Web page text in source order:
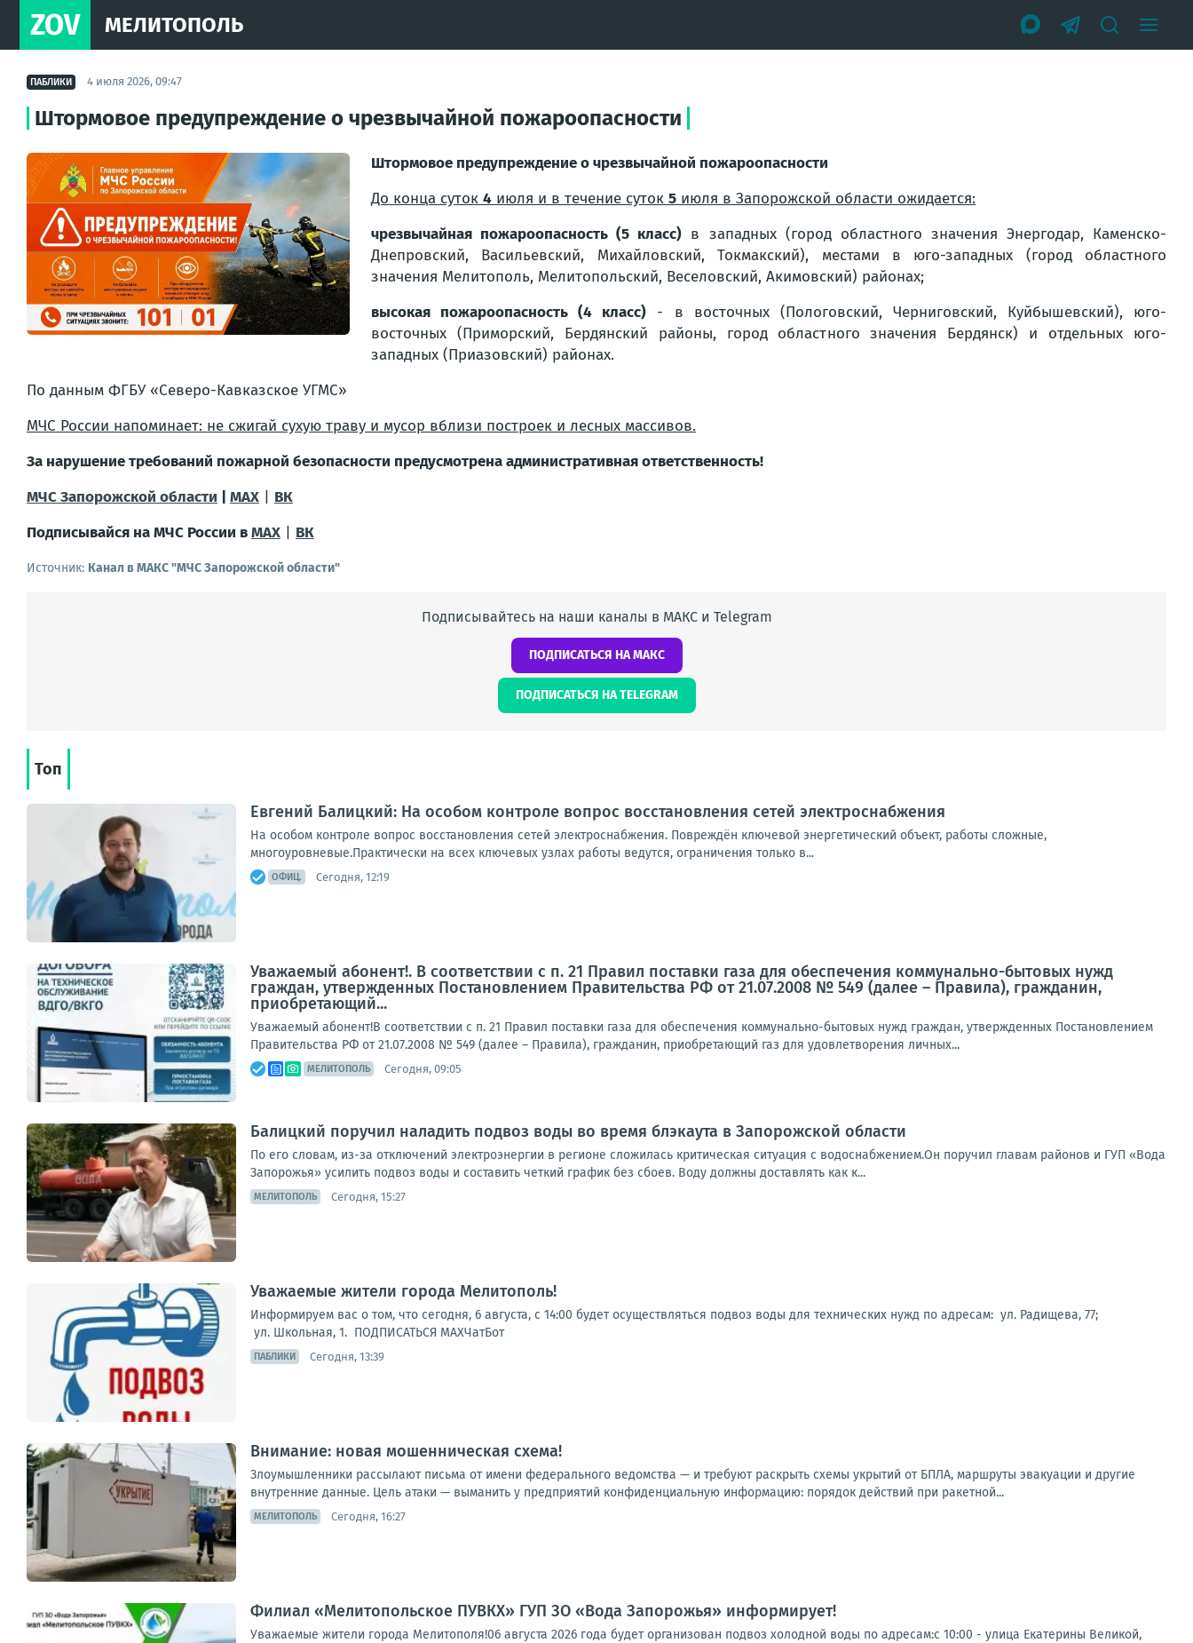
ZOV МЕЛИТОПОЛЬ
ПАБЛИКИ 4 июля 2026, 09:47
Штормовое предупреждение о чрезвычайной пожароопасности
Штормовое предупреждение о чрезвычайной пожароопасности
До конца суток 4 июля и в течение суток 5 июля в Запорожской области ожидается:
чрезвычайная пожароопасность (5 класс) в западных (город областного значения Энергодар, Каменско-
Днепровский, Васильевский, Михайловский, Токмакский), местами в юго-западных (город областного
значения Мелитополь, Мелитопольский, Веселовский, Акимовский) районах;
высокая пожароопасность (4 класс) - в восточных (Пологовский, Черниговский, Куйбышевский), юго-
восточных (Приморский, Бердянский районы, город областного значения Бердянск) и отдельных юго-
западных (Приазовский) районах.
По данным ФГБУ «Северо-Кавказское УГМС»
МЧС России напоминает: не сжигай сухую траву и мусор вблизи построек и лесных массивов.
За нарушение требований пожарной безопасности предусмотрена административная ответственность!
МЧС Запорожской области
MAX
ВК
Подписывайся на МЧС России вMAX ВК
Источник: Канал в МАКС "МЧС Запорожской области"
Подписывайтесь на наши каналы в МАКС и Telegram
ПОДПИСАТЬСЯ НА МАКС
ПОДПИСАТЬСЯ НА TELEGRAM
Топ
Евгений Балицкий: На особом контроле вопрос восстановления сетей электроснабжения
На особом контроле вопрос восстановления сетей электроснабжения. Повреждён ключевой энергетический объект, работы сложные,
многоуровневые.Практически на всех ключевых узлах работы ведутся, ограничения только в...
ОФИЦ. Сегодня, 12:19
Уважаемый абонент!. В соответствии с п. 21 Правил поставки газа для обеспечения коммунально-бытовых нужд
граждан, утвержденных Постановлением Правительства РФ от 21.07.2008 № 549 (далее – Правила), гражданин,
приобретающий...
Уважаемый абонент!В соответствии с п. 21 Правил поставки газа для обеспечения коммунально-бытовых нужд граждан, утвержденных Постановлением
Правительства РФ от 21.07.2008 № 549 (далее – Правила), гражданин, приобретающий газ для удовлетворения личных...
МЕЛИТОПОЛЬ Сегодня, 09:05
Балицкий поручил наладить подвоз воды во время блэкаута в Запорожской области
По его словам, из-за отключений электроэнергии в регионе сложилась критическая ситуация с водоснабжением.Он поручил главам районов и ГУП «Вода
Запорожья» усилить подвоз воды и составить четкий график без сбоев. Воду должны доставлять как к...
МЕЛИТОПОЛЬ Сегодня, 15:27
Уважаемые жители города Мелитополь!
Информируем вас о том, что сегодня, 6 августа, с 14:00 будет осуществляться подвоз воды для технических нужд по адресам: ул. Радищева, 77;
ул. Школьная, 1. ПОДПИСАТЬСЯ МАХЧатБот
ПАБЛИКИ Сегодня, 13:39
Внимание: новая мошенническая схема!
Злоумышленники рассылают письма от имени федерального ведомства — и требуют раскрыть схемы укрытий от БПЛА, маршруты эвакуации и другие
внутренние данные. Цель атаки — выманить у предприятий конфиденциальную информацию: порядок действий при ракетной...
МЕЛИТОПОЛЬ Сегодня, 16:27
Филиал «Мелитопольское ПУВКХ» ГУП ЗО «Вода Запорожья» информирует!
Уважаемые жители города Мелитополя!06 августа 2026 года будет организован подвоз холодной воды по адресам:с 10:00 - улица Екатерины Великой,